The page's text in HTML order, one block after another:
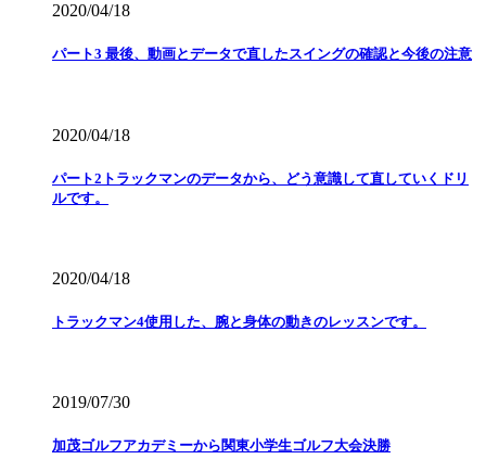
2020/04/18
パート3 最後、動画とデータで直したスイングの確認と今後の注意
2020/04/18
パート2トラックマンのデータから、どう意識して直していくドリ
ルです。
2020/04/18
トラックマン4使用した、腕と身体の動きのレッスンです。
2019/07/30
加茂ゴルフアカデミーから関東小学生ゴルフ大会決勝